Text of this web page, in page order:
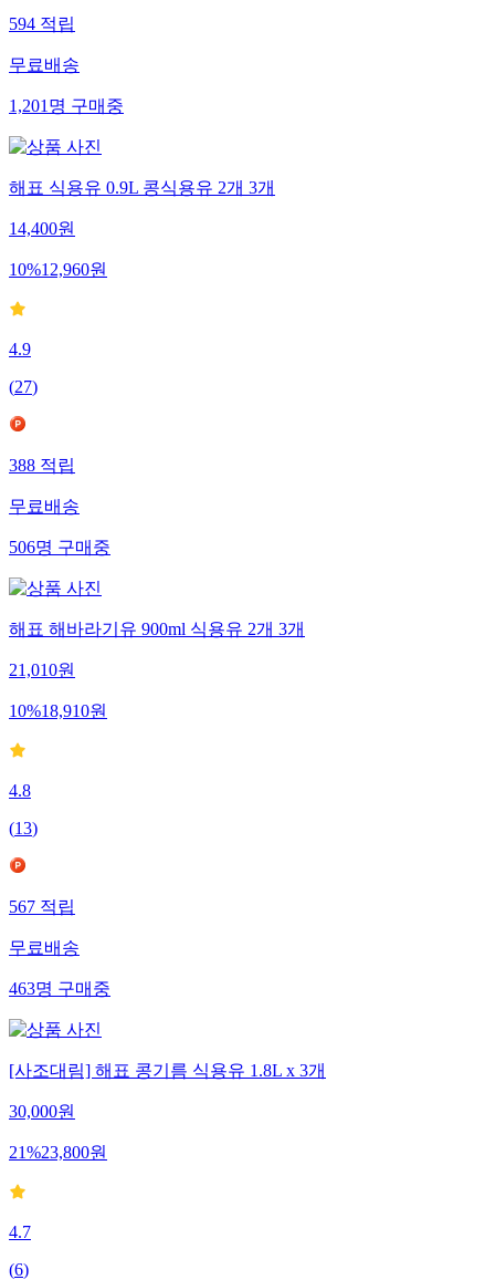
594적립
무료배송
1,201명구매중
해표 식용유 0.9L 콩식용유 2개 3개
14,400원
10%12,960원
4.9
(27)
388적립
무료배송
506명구매중
해표 해바라기유 900ml 식용유 2개 3개
21,010원
10%18,910원
4.8
(13)
567적립
무료배송
463명구매중
[사조대림] 해표 콩기름 식용유 1.8L x 3개
30,000원
21%23,800원
4.7